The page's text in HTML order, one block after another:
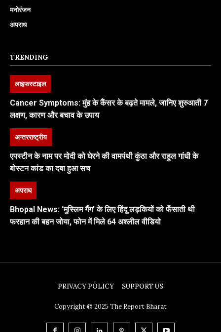
मनोरंजन
अपराध
TRENDING
लाइफस्टाइल
Cancer Symptoms: मुंह के कैंसर के बढ़ते मामले, जानिए शुरुआती 7
लक्षण, कारण और बचाव के उपाय
अन्तरराष्ट्रीय
एपस्टीन के नाम पर मोदी को घेरने की वामपंथी कुंठा और राहुल गांधी के
बोस्टन कांड का दबा हुआ सच
अपराध
Bhopal News: ‘मुस्लिम गैंग’ के लिए हिंदू लड़कियों को फँसाती थी
फरहान की बहन जोया, फोन में मिले 64 अश्लील वीडियो
PRIVACY POLICY SUPPORT US
Copyright © 2025 The Report Bharat